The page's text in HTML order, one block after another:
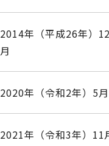
2014年（平成26年）12
月
2020年（令和2年）5月
2021年（令和3年）11